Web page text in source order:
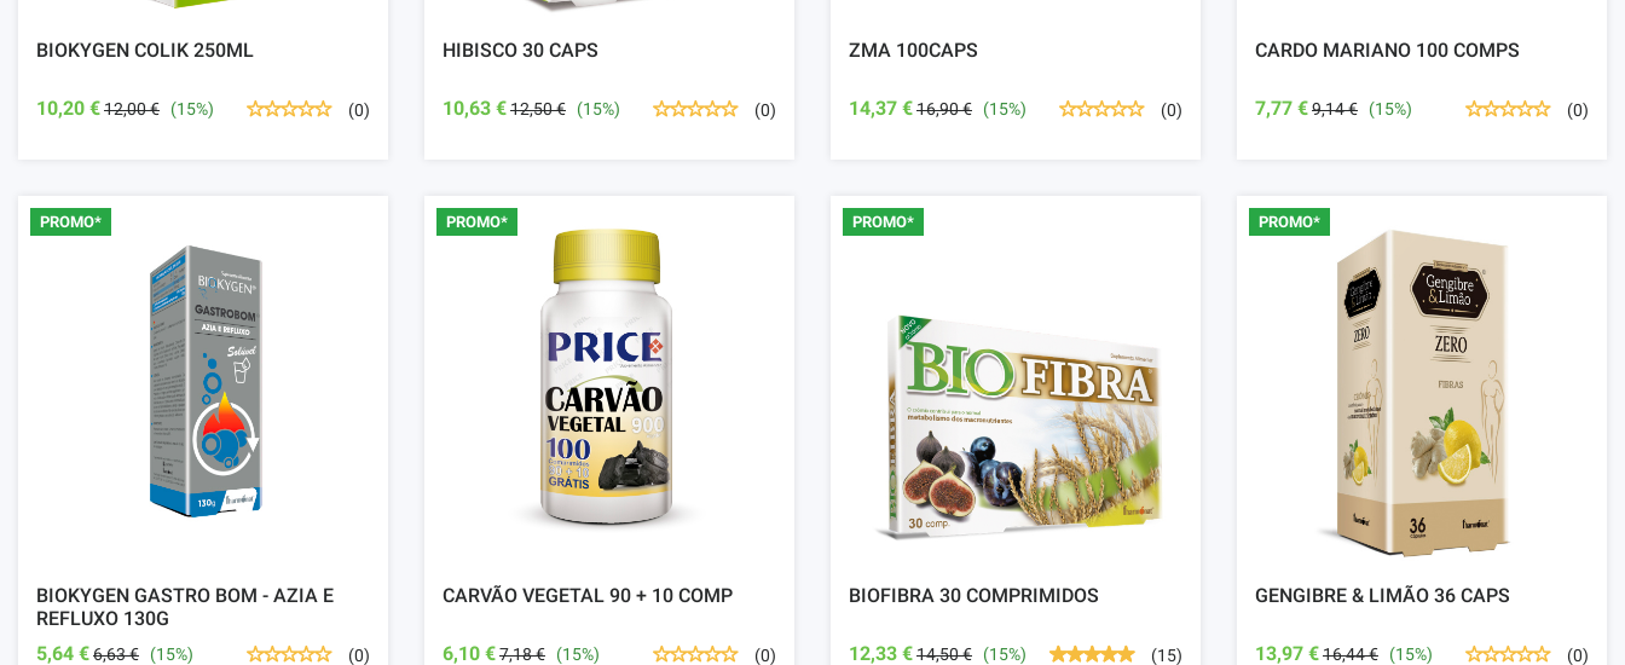
BIOKYGEN COLIK 250ML
10,20 €12,00 € (15%) (0)
HIBISCO 30 CAPS
10,63 €12,50 € (15%) (0)
ZMA 100CAPS
14,37 €16,90 € (15%) (0)
CARDO MARIANO 100 COMPS
7,77 €9,14 € (15%) (0)
PROMO*
BIOKYGEN GASTRO BOM - AZIA E
REFLUXO 130G
5,64 €6,63 € (15%) (0)
PROMO*
CARVÃO VEGETAL 90 + 10 COMP
6,10 €7,18 € (15%) (0)
PROMO*
BIOFIBRA 30 COMPRIMIDOS
12,33 €14,50 € (15%) (15)
PROMO*
GENGIBRE & LIMÃO 36 CAPS
13,97 €16,44 € (15%) (0)